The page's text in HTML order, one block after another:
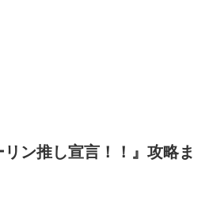
ン推し宣言！！』攻略ま